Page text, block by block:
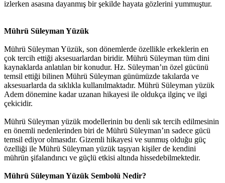
izlerken asasına dayanmış bir şekilde hayata gözlerini yummuştur.
Mührü Süleyman Yüzük
Mührü Süleyman Yüzük, son dönemlerde özellikle erkeklerin en
çok tercih ettiği aksesuarlardan biridir. Mührü Süleyman tüm dini
kaynaklarda anlatılan bir konudur. Hz. Süleyman’ın özel gücünü
temsil ettiği bilinen Mührü Süleyman günümüzde takılarda ve
aksesuarlarda da sıklıkla kullanılmaktadır. Mührü Süleyman yüzük
Adem dönemine kadar uzanan hikayesi ile oldukça ilginç ve ilgi
çekicidir.
Mührü Süleyman yüzük modellerinin bu denli sık tercih edilmesinin
en önemli nedenlerinden biri de Mührü Süleyman’ın sadece gücü
temsil ediyor olmasıdır. Gizemli hikayesi ve sunmuş olduğu güç
özelliği ile Mührü Süleyman yüzük taşıyan kişiler de kendini
mührün şifalandırıcı ve güçlü etkisi altında hissedebilmektedir.
Mührü Süleyman Yüzük Sembolü Nedir?